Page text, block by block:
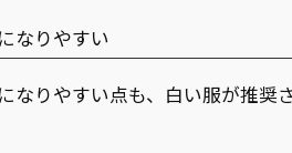
なりやすい
なりやすい点も、白い服が推奨